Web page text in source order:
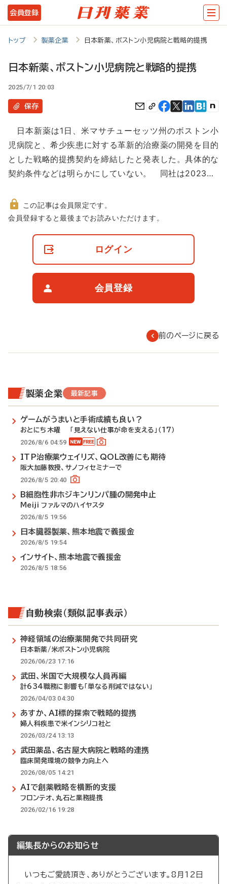
メ
イ
テ
動
会員登録
トップ 製薬企業 日本新薬、ボストン小児病院と戦略的提携
日本新薬、ボストン小児病院と戦略的提携
2025/7/1 20:03
保存
日本新薬は1日、米マサチューセッツ州のボストン小
児病院と、希少疾患に対する革新的治療薬の開発を目的
とした戦略的提携契約を締結したと発表した。具体的な
契約条件などは明らかにしていない。 同社は2023…
非
この記事は会員限定です。
会員登録すると最後までお読みいただけます。
ログイン
会員登録
前のページに戻る
製薬企業 最新記事
ゲームがうまいと手術成績も良い？
おとにち木曜 「見えない仕事が命を支える」（17）
2026/8/6 04:59
ITP治療薬ウェイリズ、QOL改善にも期待
阪大加藤教授、サノフィセミナーで
2026/8/5 20:40
B細胞性非ホジキンリンパ腫の開発中止
Meiji ファルマのハイヤスタ
2026/8/5 19:56
日本臓器製薬、熊本地震で義援金
2026/8/5 19:54
インサイト、熊本地震で義援金
2026/8/5 18:56
自動検索（類似記事表示）
神経領域の治療薬開発で共同研究
日本新薬/米ボストン小児病院
2026/06/23 17:16
武田、米国で大規模な人員再編
計634職務に影響も「単なる削減ではない」
2026/04/03 04:30
あすか、AI標的探索で戦略的提携
婦人科疾患で米インシリコ社と
2026/03/24 13:13
武田薬品、名古屋大病院と戦略的連携
臨床開発環境の競争力向上へ
2026/08/05 14:21
AIで創薬戦略を横断的支援
フロンテオ、丸石と業務提携
2026/02/16 19:28
編集長からのお知らせ
いつもご愛読頂き、ありがとうございます。8月12日